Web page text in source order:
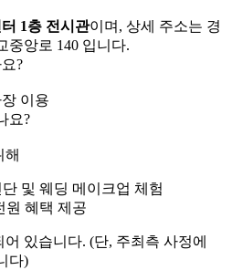
1층 전시관이며, 상세 주소는 경
중앙로 140 입니다.
?
이용
요?
해
및 웨딩 메이크업 체험
원 혜택 제공
있습니다. (단, 주최측 사정에
다)